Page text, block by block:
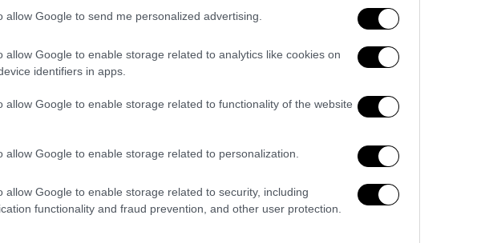
allow Google to send me personalized advertising.
allow Google to enable storage related to analytics like cookies on
identifiers in apps.
allow Google to enable storage related to functionality of the website
allow Google to enable storage related to personalization.
allow Google to enable storage related to security, including
functionality and fraud prevention, and other user protection.
και προς ένα κοινό που δεν θέλει
άλλη πρόταση διακυβέρνησης για τη χώρα
Μπορεί κάποιος να συμφωνεί
συγκροτημένη πρόταση, με αρχή, μέση και
πρόταση» έχει χαρακτηριστικά
να προχωρήσουν μικτά κλιμάκια από